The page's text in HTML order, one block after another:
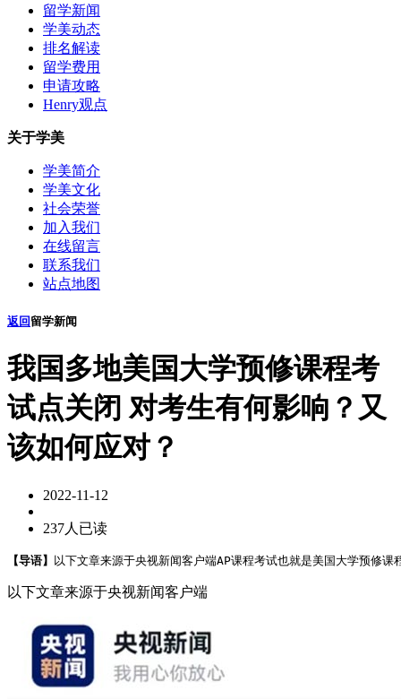
留学新闻
学美动态
排名解读
留学费用
申请攻略
Henry观点
关于学美
学美简介
学美文化
社会荣誉
加入我们
在线留言
联系我们
站点地图
返回 留学新闻
我国多地美国大学预修课程考
试点关闭 对考生有何影响？又
该如何应对？
2022-11-12
237人已读
【导语】 以下文章来源于央视新闻客户端AP课程考试也就是美国大学预修
以下文章来源于央视新闻客户端